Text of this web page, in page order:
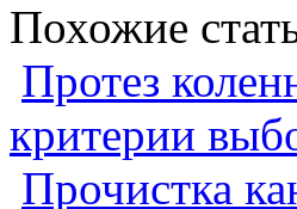
Похожие
Протез
критерии
Прочистка